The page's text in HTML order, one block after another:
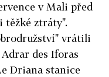
v Mali před
těžké ztráty".
vrátili
des Iforas
Driana stanice